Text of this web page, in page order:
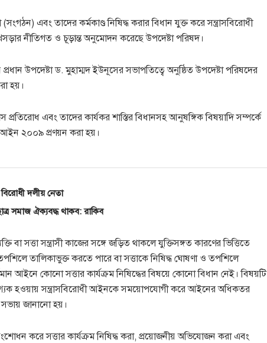
(সংগঠন) এবং তাদের কর্মকাণ্ড নিষিদ্ধ করার বিধান যুক্ত করে সন্ত্রাসবিরোধী
নীতিগত ও চূড়ান্ত অনুমোদন করেছে উপদেষ্টা পরিষদ।
উপদেষ্টা ড. মুহাম্মদ ইউনূসের সভাপতিত্বে অনুষ্ঠিত উপদেষ্টা পরিষদের
হয়।
প্রতিরোধ এবং তাদের কার্যকর শাস্তির বিধানসহ আনুষঙ্গিক বিষয়াদি সম্পর্কে
আইন ২০০৯ প্রণয়ন করা হয়।
দলীয় নেতা
সমাজ ঐক্যবদ্ধ থাকব: রাকিব
সত্তা সন্ত্রাসী কাজের সঙ্গে জড়িত থাকলে যুক্তিসঙ্গত কারণের ভিত্তিতে
তালিকাভুক্ত করতে পারে বা সত্তাকে নিষিদ্ধ ঘোষণা ও তপশিলে
আইনে কোনো সত্তার কার্যক্রম নিষিদ্ধের বিষয়ে কোনো বিধান নেই। বিষয়টি
হওয়ায় সন্ত্রাসবিরোধী আইনকে সময়োপযোগী করে আইনের অধিকতর
জানানো হয়।
করে সত্তার কার্যক্রম নিষিদ্ধ করা, প্রয়োজনীয় অভিযোজন করা এবং